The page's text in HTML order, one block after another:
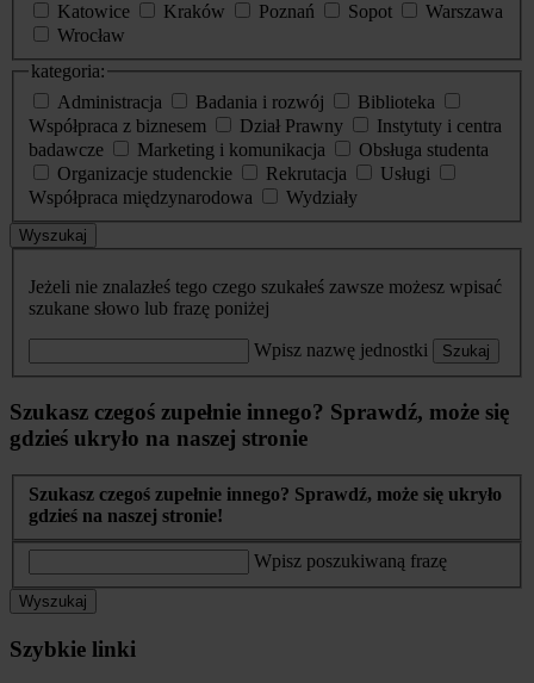
Katowice
Kraków Poznań Sopot
Warszawa
Wrocław
kategoria:
Administracja
Badania i rozwój
Biblioteka
Współpraca z biznesem
Dział Prawny
Instytuty i centra
badawcze
Marketing i komunikacja
Obsługa studenta
Organizacje studenckie
Rekrutacja
Usługi
Współpraca międzynarodowa
Wydziały
Wyszukaj
Jeżeli nie znalazłeś tego czego szukałeś zawsze możesz wpisać
szukane słowo lub frazę poniżej
Wpisz nazwę jednostki Szukaj
Szukasz czegoś zupełnie innego? Sprawdź, może się
gdzieś ukryło na naszej stronie
Szukasz czegoś zupełnie innego? Sprawdź, może się ukryło
gdzieś na naszej stronie!
Wpisz poszukiwaną frazę
Wyszukaj
Szybkie linki